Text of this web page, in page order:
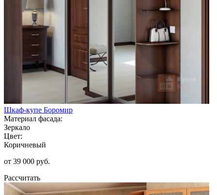
Шкаф-купе Боромир
Материал фасада:
Зеркало
Цвет:
Коричневый
от 39 000 руб.
Рассчитать